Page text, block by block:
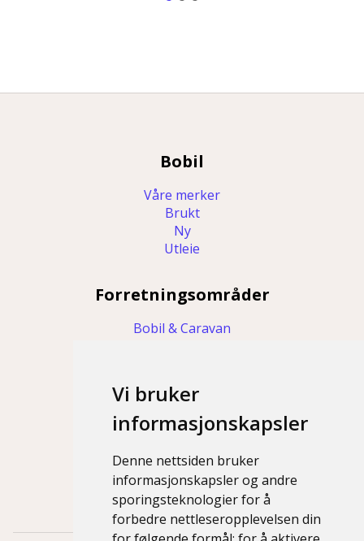
Vi bruker
informasjonskapsler
Denne nettsiden bruker
informasjonskapsler og andre
sporingsteknologier for å
forbedre nettleseropplevelsen din
Bobil
Våre merker
Brukt
Ny
Utleie
Forretningsområder
Bobil & Caravan
Support
Kontakt
Om oss
Personvernerklæring